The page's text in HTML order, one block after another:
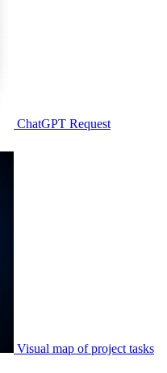
ChatGPT Request
Visual map of project tasks